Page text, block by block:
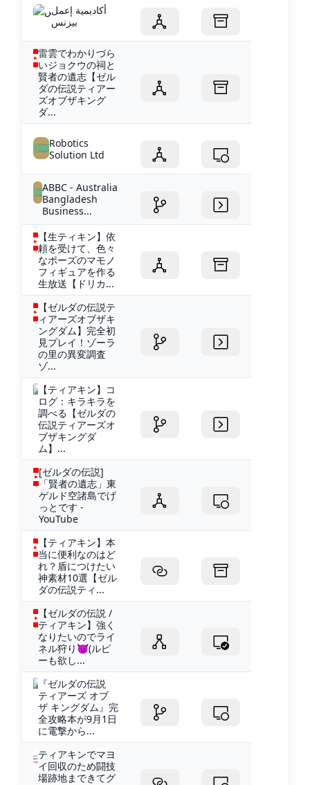
أكاديمية إعمل
بيزنس
雷雲でわかりづら
いジョクウの祠と
賢者の遺志【ゼル
ダの伝説ティアー
ズオブザキング
ダ...
Robotics
Solution Ltd
ABBC - Australia
Bangladesh
Business...
【生ティキン】依
頼を受けて、色々
なポーズのマモノ
フィギュアを作る
生放送【ドリカ...
【ゼルダの伝説テ
ィアーズオブザキ
ングダム】完全初
見プレイ！ゾーラ
の里の異変調査
ゾ...
【ティアキン】コ
ログ：キラキラを
調べる【ゼルダの
伝説ティアーズオ
ブザキングダ
ム】...
[ゼルダの伝説]
「賢者の遺志」東
ゲルド空諸島でげ
っとです -
YouTube
【ティアキン】本
当に便利なのはど
れ？盾につけたい
神素材10選【ゼル
ダの伝説ティ...
【ゼルダの伝説 /
ティアキン】強く
なりたいのでライ
ネル狩り😈(ルピ
ーも欲し...
『ゼルダの伝説
ティアーズ オブ
ザ キングダム』完
全攻略本が9月1日
に電撃から...
ティアキンでマヨ
イ回収のため闘技
場跡地まできてグ